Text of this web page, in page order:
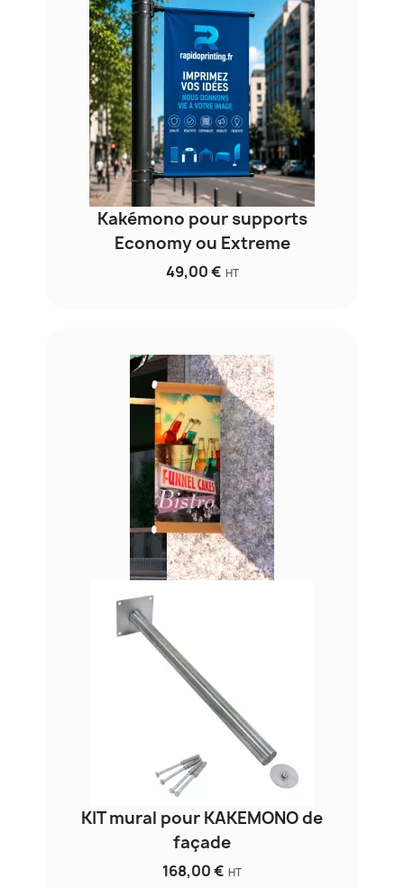
Kakémono pour supports
Economy ou Extreme
49,00 € HT
KIT mural pour KAKEMONO de
façade
168,00 € HT